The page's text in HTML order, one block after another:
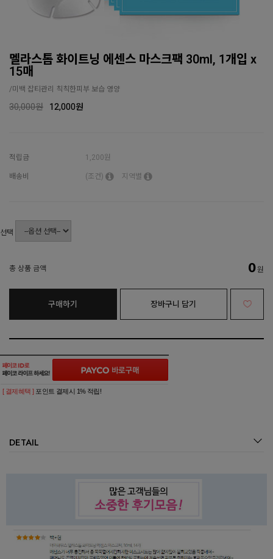
멜라스톱 화이트닝 에센스 마스크팩 30ml, 1개입 x
15매
/미백 잡티관리 칙칙한피부 보습 영양
30,000원 12,000원
적립금
1,200원
배송비
(조건) 지역별
선택
총 상품 금액 0원
구매하기 장바구니 담기
[ 결제혜택 ] 포인트 결제시 1% 적립!
DETAIL